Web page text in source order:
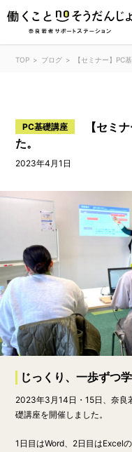
TOP ブログ 【セミナー】PC
PC基礎講座
【セミ
た。
2023年4月1日
じっくり、 一歩ずつ
2023年3月14日・15日、奈良
礎講座を開催しました。
1日目はWord、2日目はExcel